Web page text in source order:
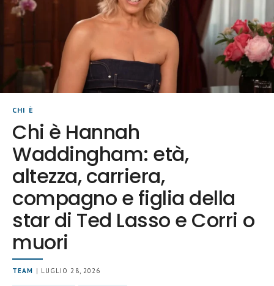
CHI È
Chi è Hannah
Waddingham: età,
altezza, carriera,
compagno e figlia della
star di Ted Lasso e Corri o
muori
TEAM | LUGLIO 28, 2026